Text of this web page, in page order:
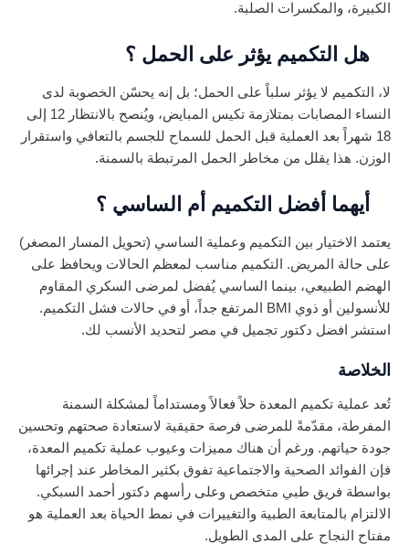
الكبيرة، والمكسرات الصلبة.
هل التكميم يؤثر على الحمل ؟
لا، التكميم لا يؤثر سلباً على الحمل؛ بل إنه يحسّن الخصوبة لدى
النساء المصابات بمتلازمة تكيس المبايض، ويُنصح بالانتظار 12 إلى
18 شهراً بعد العملية قبل الحمل للسماح للجسم بالتعافي واستقرار
الوزن. هذا يقلل من مخاطر الحمل المرتبطة بالسمنة.
أيهما أفضل التكميم أم الساسي ؟
يعتمد الاختيار بين التكميم وعملية الساسي (تحويل المسار المصغر)
على حالة المريض. التكميم مناسب لمعظم الحالات ويحافظ على
الهضم الطبيعي، بينما الساسي يُفضل لمرضى السكري المقاوم
للأنسولين أو ذوي BMI المرتفع جداً، أو في حالات فشل التكميم.
استشر افضل دكتور تجميل في مصر لتحديد الأنسب لك.
الخلاصة
تُعد عملية تكميم المعدة حلاً فعالاً ومستداماً لمشكلة السمنة
المفرطة، مقدّمةً للمرضى فرصة حقيقية لاستعادة صحتهم وتحسين
جودة حياتهم. ورغم أن هناك مميزات وعيوب عملية تكميم المعدة،
فإن الفوائد الصحية والاجتماعية تفوق بكثير المخاطر عند إجرائها
بواسطة فريق طبي متخصص وعلى رأسهم دكتور أحمد السبكي.
الالتزام بالمتابعة الطبية والتغييرات في نمط الحياة بعد العملية هو
مفتاح النجاح على المدى الطويل.